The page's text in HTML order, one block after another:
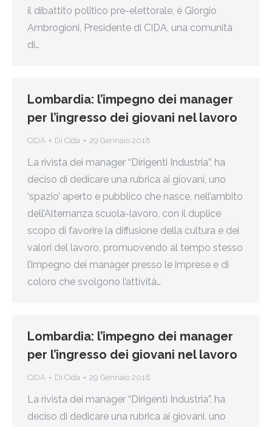
il dibattito politico pre-elettorale, è Giorgio
Ambrogioni, Presidente di CIDA, una comunità
di…
Lombardia: l’impegno dei manager
per l’ingresso dei giovani nel lavoro
CIDA Di Cida 29 Gennaio 2018
La rivista dei manager “Dirigenti Industria”, ha
deciso di dedicare una rubrica ai giovani, uno
‘spazio’ aperto e pubblico che nasce, nell’ambito
dell’Alternanza scuola-lavoro, con il duplice
scopo di favorire la diffusione della cultura e dei
valori del lavoro, promuovendo al tempo stesso
l’impegno dei manager presso le imprese e di
coloro che svolgono l’attività…
Lombardia: l’impegno dei manager
per l’ingresso dei giovani nel lavoro
CIDA Di Cida 29 Gennaio 2018
La rivista dei manager “Dirigenti Industria”, ha
deciso di dedicare una rubrica ai giovani, uno